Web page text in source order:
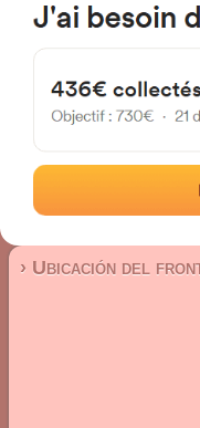
40352
Calle
Localización|
› Ubicación del